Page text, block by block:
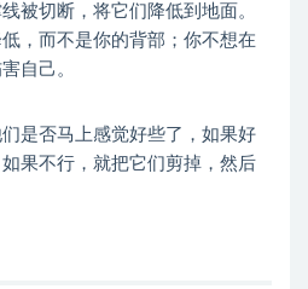
被切断，将它们降低到地面。
，而不是你的背部；你不想在
自己。
是否马上感觉好些了，如果好
如果不行，就把它们剪掉，然后